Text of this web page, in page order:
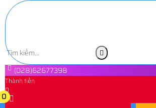
(028)62677398
Thành tiền
0
0